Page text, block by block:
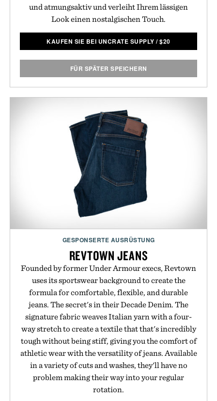
und atmungsaktiv und verleiht Ihrem lässigen
Look einen nostalgischen Touch.
KAUFEN SIE BEI UNCRATE SUPPLY /$20
FÜR SPÄTER SPEICHERN
GESPONSERTE AUSRÜSTUNG
REVTOWN JEANS
Founded by former Under Armour execs, Revtown
uses its sportswear background to create the
formula for comfortable, flexible, and durable
jeans. The secret's in their Decade Denim. The
signature fabric weaves Italian yarn with a four-
way stretch to create a textile that that's incredibly
tough without being stiff, giving you the comfort of
athletic wear with the versatility of jeans. Available
in a variety of cuts and washes, they'll have no
problem making their way into your regular
rotation.